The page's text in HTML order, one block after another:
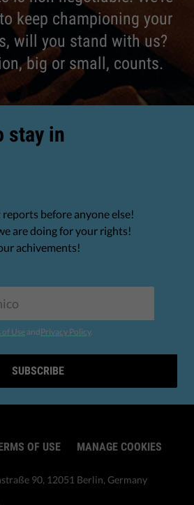
keep championing your
will you stand with us?
big or small, counts.
stay in
before anyone else!
are doing for your rights!
achivements!
of Use andPrivacy Policy.
SUBSCRIBE
OF USE MANAGE COOKIES
90, 12051 Berlin, Germany